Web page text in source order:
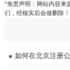
*免责声明：网站内容来
们，经核实后会做删除！
如何在北京注册